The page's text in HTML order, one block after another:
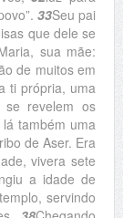
33Seu pai
que dele se
sua mãe:
de muitos em
ti própria, uma
revelem os
lá também uma
de Aser. Era
vivera sete
a idade de
servindo